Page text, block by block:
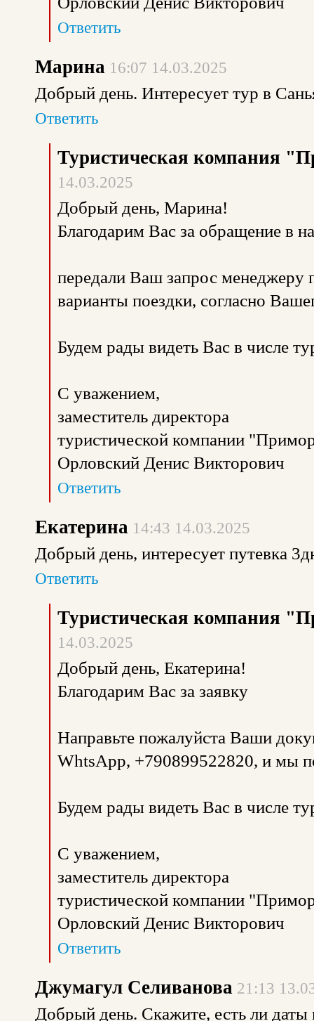
Ответить
Марина 16:07 14.03.2025
Добрый день. Интересует тур в
Ответить
Туристическая компания
14.03.2025
Добрый день, Марина!
Благодарим Вас за обращение в
передали Ваш запрос менеджеру
варианты поездки, согласно
Будем рады видеть Вас в числе
С уважением,
заместитель директора
туристической компании
Орловский Денис Викторович
Ответить
Екатерина 14:43 14.03.2025
Добрый день, интересует путевка
Ответить
Туристическая компания
14.03.2025
Добрый день, Екатерина!
Благодарим Вас за заявку
Направьте пожалуйста Ваши
WhtsApp, +790899522820, и мы
Будем рады видеть Вас в числе
С уважением,
заместитель директора
туристической компании
Орловский Денис Викторович
Ответить
Джумагул Селиванова 21:13
Добрый день. Скажите, есть ли даты